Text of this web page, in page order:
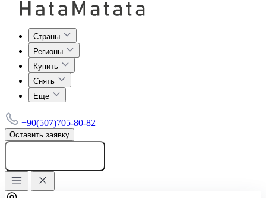
Страны
Регионы
Купить
Снять
Еще
+90(507)705-80-82
Оставить заявку